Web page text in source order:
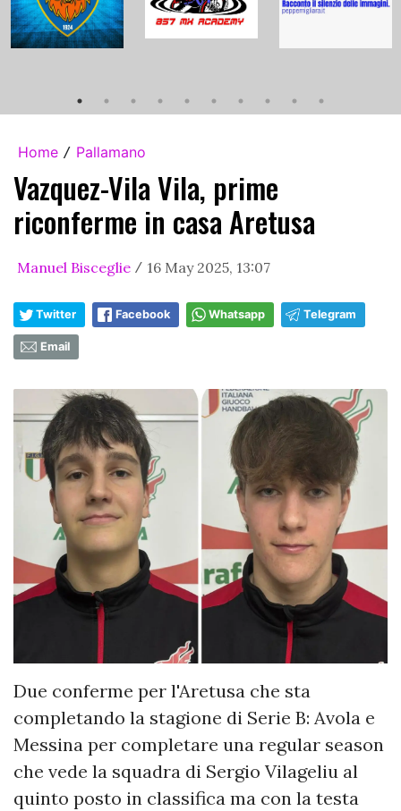
Home / Pallamano
Vazquez-Vila Vila, prime
riconferme in casa Aretusa
Manuel Bisceglie / 16 May 2025, 13:07
Twitter Facebook Whatsapp Telegram
Email
Due conferme per l'Aretusa che sta
completando la stagione di Serie B: Avola e
Messina per completare una regular season
che vede la squadra di Sergio Vilageliu al
quinto posto in classifica ma con la testa